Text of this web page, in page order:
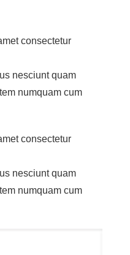
consectetur
nesciunt quam
numquam cum
consectetur
nesciunt quam
numquam cum